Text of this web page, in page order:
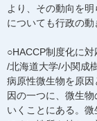
より、その動向を
についても行政の動
○HACCP制度化に
/北海道大学/小関成
病原性微生物を原
因の一つに、微生
いくことにある。